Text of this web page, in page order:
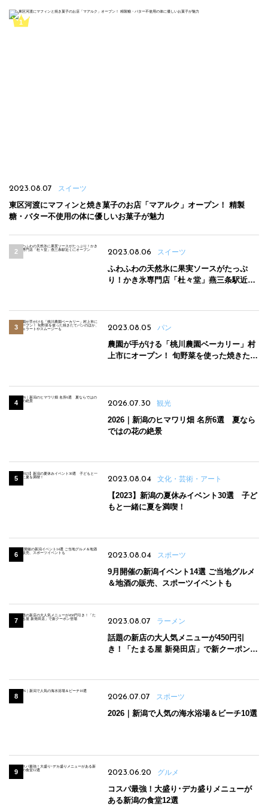
2023.08.07 スイーツ
東区河渡にマフィンと焼き菓子のお店「マアルク」オープン！ 精製
糖・バター不使用の体に優しいお菓子が魅力
2023.08.06 スイーツ
ふわふわの天然氷に果実ソースがたっぷ
り！かき氷専門店「杜々堂」燕三条駅近く
2023.08.05 パン
農園が手がける「桃川農園ベーカリー」村
上市にオープン！ 旬野菜を使った焼きたて
2026.07.30 観光
2026｜新潟のヒマワリ畑 名所6選 夏なら
ではの花の絶景
2023.08.04 文化・芸術・アート
【2023】新潟の夏休みイベント30選 子ど
もと一緒に夏を満喫！
2023.08.04 スポーツ
9月開催の新潟イベント14選 ご当地グルメ
＆地酒の販売、スポーツイベントも
2023.08.07 ラーメン
話題の新店の大人気メニューが450円引
き！「たまる屋 新発田店」で新クーポン登
2026.07.07 スポーツ
2026｜新潟で人気の海水浴場＆ビーチ10選
2023.06.20 グルメ
コスパ最強！大盛り･デカ盛りメニューが
ある新潟の食堂12選